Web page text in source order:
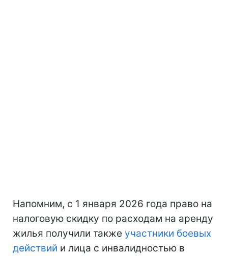
Напомним, с 1 января 2026 года право на
налоговую скидку по расходам на аренду
жилья получили также участники боевых
действий и лица с инвалидностью в